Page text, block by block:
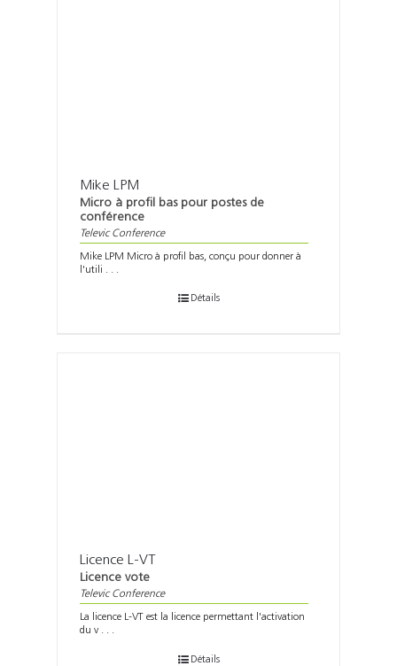
Mike LPM
Micro à profil bas pour postes de
conférence
Televic Conference
Mike LPM Micro à profil bas, conçu pour donner à
l'utili . . .
Détails
Licence L-VT
Licence vote
Televic Conference
La licence L-VT est la licence permettant l'activation
du v . . .
Détails